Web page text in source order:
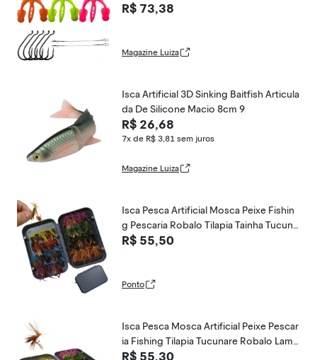
R$ 73,38
Magazine Luiza
Isca Artificial 3D Sinking Baitfish Articula
da De Silicone Macio 8cm 9
R$ 26,68
7x de R$ 3,81 sem juros
Magazine Luiza
Isca Pesca Artificial Mosca Peixe Fishin
g Pescaria Robalo Tilapia Tainha Tucuna
re Lambari Traira Mar Rio Açude Rio Lag
R$ 55,50
Ponto
Isca Pesca Mosca Artificial Peixe Pescar
ia Fishing Tilapia Tucunare Robalo Lamb
ari Tainha Traira Mar Açude Rio
R$ 55,30